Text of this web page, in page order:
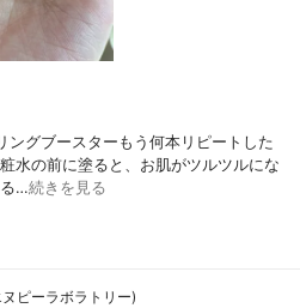
ングブースターもう何本リピートした
水の前に塗ると、お肌がツルツルにな
る…続きを見る
ピーラボラトリー)